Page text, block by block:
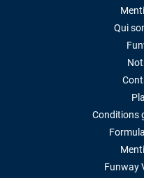
Qui
Conditions
Funway